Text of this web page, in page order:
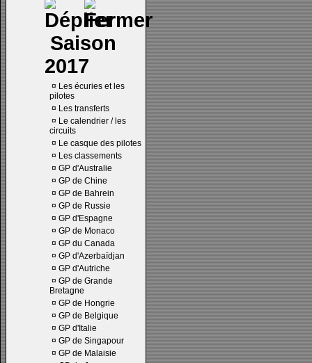
Saison
2017
¤ Les écuries et les
pilotes
¤ Les transferts
¤ Le calendrier / les
circuits
¤ Le casque des pilotes
¤ Les classements
¤ GP d'Australie
¤ GP de Chine
¤ GP de Bahrein
¤ GP de Russie
¤ GP d'Espagne
¤ GP de Monaco
¤ GP du Canada
¤ GP d'Azerbaïdjan
¤ GP d'Autriche
¤ GP de Grande
Bretagne
¤ GP de Hongrie
¤ GP de Belgique
¤ GP d'Italie
¤ GP de Singapour
¤ GP de Malaisie